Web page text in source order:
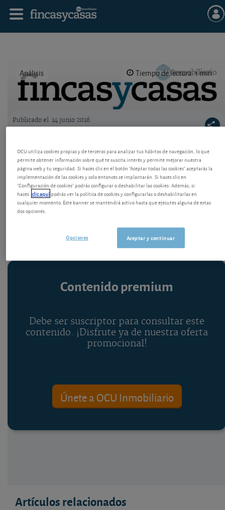
Análisis Tiempo de lectura: 1 min.
Logo OCU inmobiliario
Publicado el 14 junio 2016
Últimos días para el IRPF: todo sobre los
inmuebles
Cómo declarar por la vivienda habitual, por alquiler,
por venta de vivienda o por simple tenencia de otros
inmuebles. Con ejemplos y pantallas del programa
Padre.
Contenido premium
Debe ser suscriptor para consultar este
contenido. ¡Disfrute ya de nuestra oferta
promocional!
Únete a OCU Inmobiliario
Artículos relacionados
OCU utiliza cookies propias y de terceros para analizar tus hábitos de navegación, lo que
permite obtener información sobre qué te suscita interés y permite mejorar nuestra
página web y tu seguridad. Si haces clic en el botón "Aceptar todas las cookies" aceptarás la
implementación de las cookies y solo entonces se implantarán. Si haces clic en
"Configuración de cookies" podrás configurar o deshabilitar las cookies. Además, si
haces clic aquípodrás ver la política de cookies y configurarlas o deshabilitarlas en
cualquier momento. Este banner se mantendrá activo hasta que ejecutes alguna de estas
dos opciones.
Aceptar y continuar
Opciones